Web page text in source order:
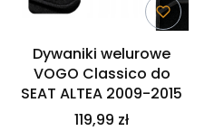
Dywaniki welurowe
VOGO Classico do
SEAT ALTEA 2009-2015
119,99 zł